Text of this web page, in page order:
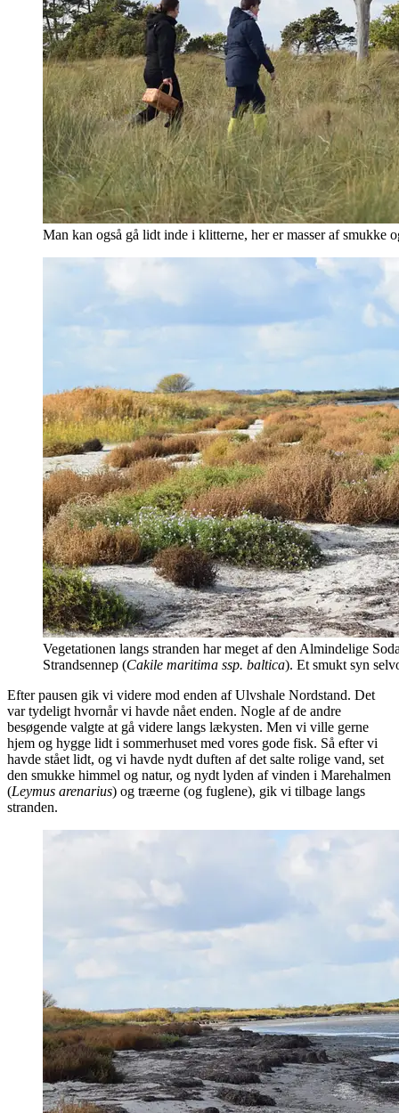
Man kan også gå lidt inde i klitterne, her er masser af smukke
Vegetationen langs stranden har meget af den Almindelige
Strandsennep (Cakile maritima ssp. baltica). Et smukt syn
Efter pausen gik vi videre mod enden af Ulvshale Nordstand. Det
var tydeligt hvornår vi havde nået enden. Nogle af de andre
besøgende valgte at gå videre langs lækysten. Men vi ville gerne
hjem og hygge lidt i sommerhuset med vores gode fisk. Så efter vi
havde stået lidt, og vi havde nydt duften af det salte rolige vand, set
den smukke himmel og natur, og nydt lyden af vinden i Marehalmen
(Leymus arenarius) og træerne (og fuglene), gik vi tilbage langs
stranden.